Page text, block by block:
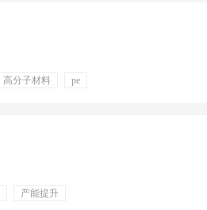
高分子材料
pe
产能提升